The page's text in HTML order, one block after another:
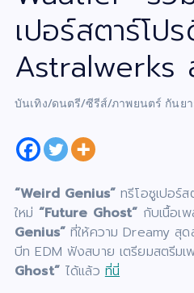
เปอร์สตาร์โป
Astralwerks
บันเทิง/ดนตรี/ซีรีส์/ภาพยนตร์ กันยา
“Weird Genius”ทรีโอซูเปอร์ส
ใหม่ “Future Ghost” กับเนื้อเ
Genius”ที่ให้ความ Dreamy สุด
บีท EDM ฟังสบาย เตรียมสตรีมเ
Ghost”ได้แล้วที่นี่